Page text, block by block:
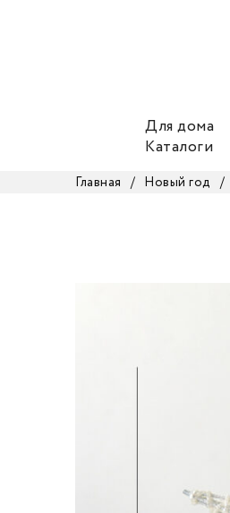
Для дома
Каталоги
Главная / Новый год /